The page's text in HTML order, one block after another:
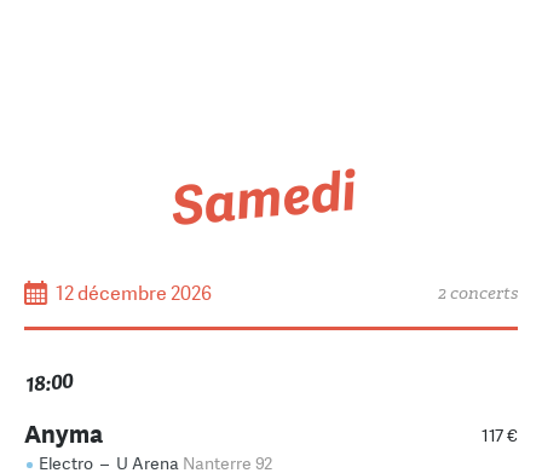
Samedi
12 décembre 2026 2 concerts
18:00
117 €
Anyma
Electro – U Arena Nanterre 92